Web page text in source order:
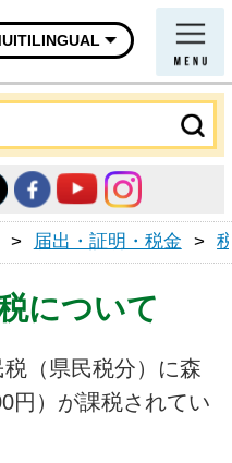
> 届出・証明・税金 >
について
（県民税分）に森
円）が課税されてい